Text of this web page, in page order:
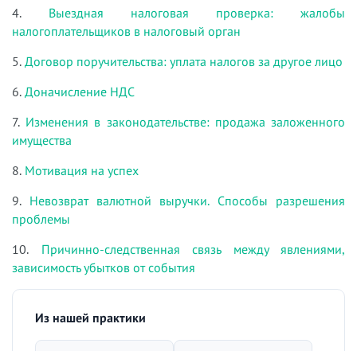
4. Выездная налоговая проверка: жалобы
налогоплательщиков в налоговый орган
5. Договор поручительства: уплата налогов за другое лицо
6. Доначисление НДС
7. Изменения в законодательстве: продажа заложенного
имущества
8. Мотивация на успех
9. Невозврат валютной выручки. Способы разрешения
проблемы
10. Причинно-следственная связь между явлениями,
зависимость убытков от события
Из нашей практики